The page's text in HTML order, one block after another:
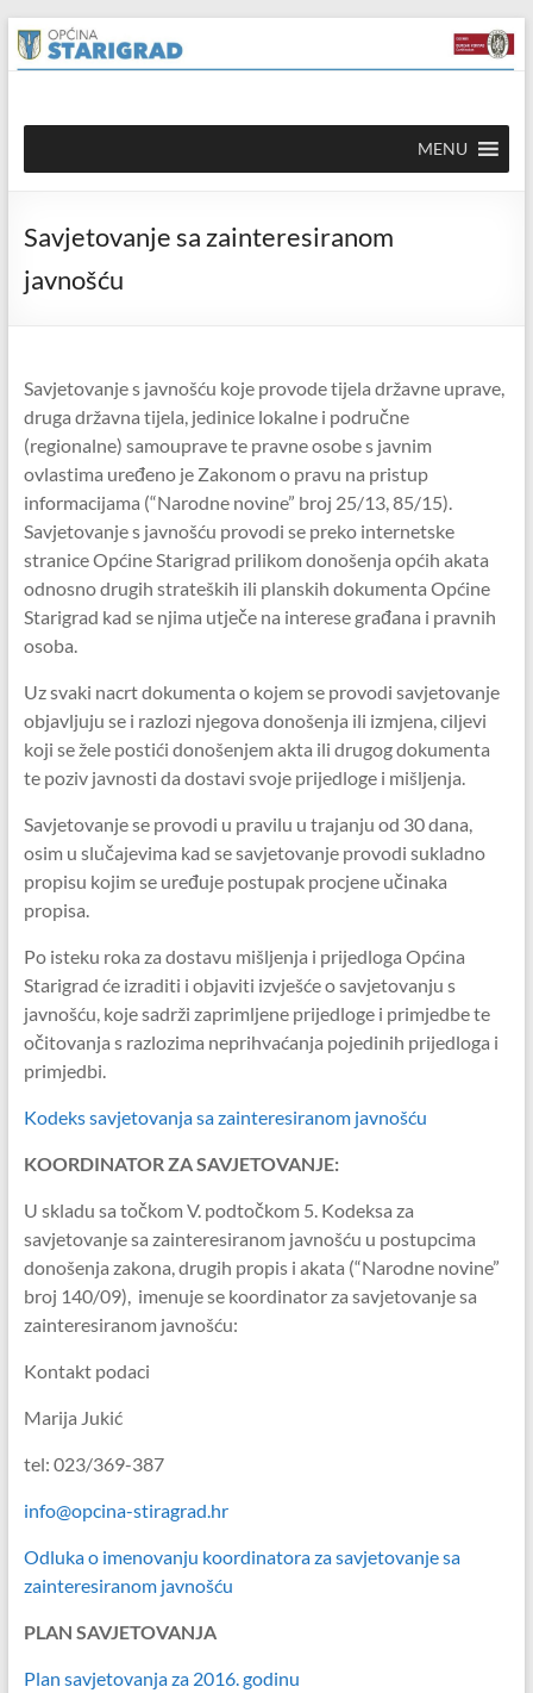
content
Skip
to
content
Općina
Starigrad
mrežna
stranica
MENU
Savjetovanje sa zainteresiranom
javnošću
Savjetovanje s javnošću koje provode tijela državne uprave,
druga državna tijela, jedinice lokalne i područne
(regionalne) samouprave te pravne osobe s javnim
ovlastima uređeno je Zakonom o pravu na pristup
informacijama (“Narodne novine” broj 25/13, 85/15).
Savjetovanje s javnošću provodi se preko internetske
stranice Općine Starigrad prilikom donošenja općih akata
odnosno drugih strateških ili planskih dokumenta Općine
Starigrad kad se njima utječe na interese građana i pravnih
osoba.
Uz svaki nacrt dokumenta o kojem se provodi savjetovanje
objavljuju se i razlozi njegova donošenja ili izmjena, ciljevi
koji se žele postići donošenjem akta ili drugog dokumenta
te poziv javnosti da dostavi svoje prijedloge i mišljenja.
Savjetovanje se provodi u pravilu u trajanju od 30 dana,
osim u slučajevima kad se savjetovanje provodi sukladno
propisu kojim se uređuje postupak procjene učinaka
propisa.
Po isteku roka za dostavu mišljenja i prijedloga Općina
Starigrad će izraditi i objaviti izvješće o savjetovanju s
javnošću, koje sadrži zaprimljene prijedloge i primjedbe te
očitovanja s razlozima neprihvaćanja pojedinih prijedloga i
primjedbi.
Kodeks savjetovanja sa zainteresiranom javnošću
KOORDINATOR ZA SAVJETOVANJE:
U skladu sa točkom V. podtočkom 5. Kodeksa za
savjetovanje sa zainteresiranom javnošću u postupcima
donošenja zakona, drugih propis i akata (“Narodne novine”
broj 140/09), imenuje se koordinator za savjetovanje sa
zainteresiranom javnošću:
Kontakt podaci
Marija Jukić
tel: 023/369-387
info@opcina-stiragrad.hr
Odluka o imenovanju koordinatora za savjetovanje sa
zainteresiranom javnošću
PLAN SAVJETOVANJA
Plan savjetovanja za 2016. godinu